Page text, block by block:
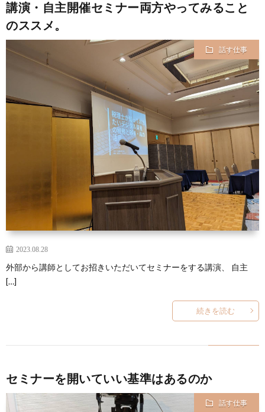
講演・自主開催セミナー両方やってみること
のススメ。
話す仕事
2023.08.28
外部から講師としてお招きいただいてセミナーをする講演、 自主
[…]
続きを読む
セミナーを開いていい基準はあるのか
話す仕事